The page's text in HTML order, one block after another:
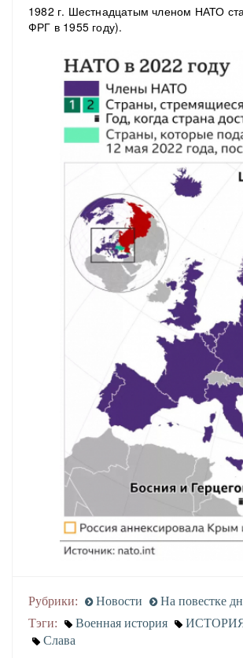
1982 г. Шестнадцатым членом НАТО
ФРГ в 1955 году).
Рубрики: Новости
На повестке
Тэги:
Военная история
Слава